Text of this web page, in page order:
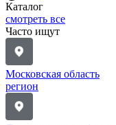
Каталог
смотреть все
Часто ищут
Московская область
регион